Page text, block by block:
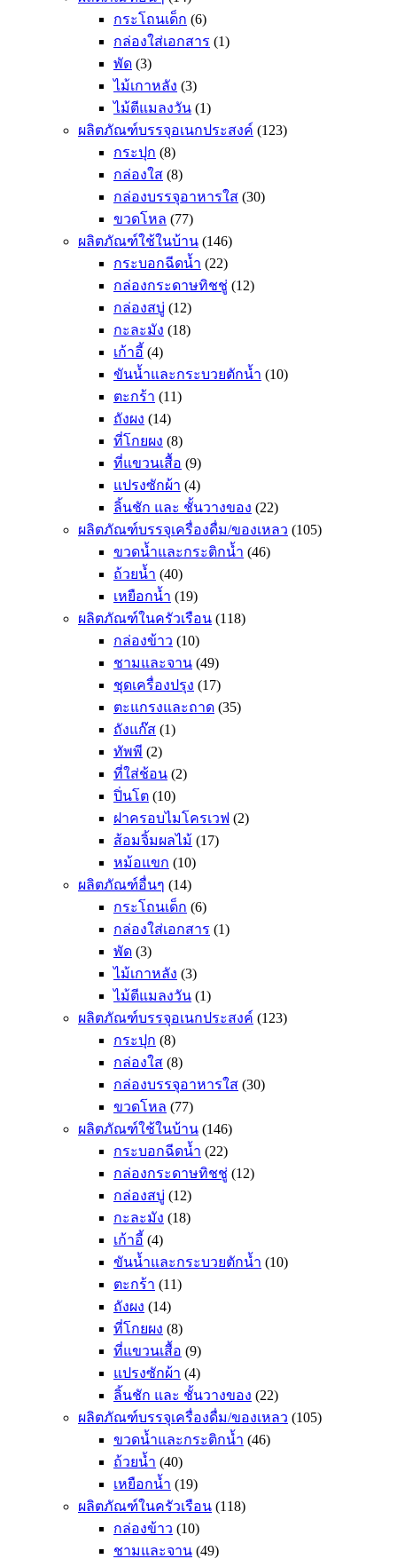
กระโถนเด็ก (6)
กล่องใส่เอกสาร (1)
พัด (3)
ไม้เกาหลัง (3)
ไม้ตีแมลงวัน (1)
ผลิตภัณฑ์บรรจุอเนกประสงค์ (123)
กระปุก (8)
กล่องใส (8)
กล่องบรรจุอาหารใส (30)
ขวดโหล (77)
ผลิตภัณฑ์ใช้ในบ้าน (146)
กระบอกฉีดน้ำ (22)
กล่องกระดาษทิชชู่ (12)
กล่องสบู่ (12)
กะละมัง (18)
เก้าอี้ (4)
ขันน้ำและกระบวยตักน้ำ (10)
ตะกร้า (11)
ถังผง (14)
ที่โกยผง (8)
ที่แขวนเสื้อ (9)
แปรงซักผ้า (4)
ลิ้นชัก และ ชั้นวางของ (22)
ผลิตภัณฑ์บรรจุเครื่องดื่ม/ของเหลว (105)
ขวดน้ำและกระติกน้ำ (46)
ถ้วยน้ำ (40)
เหยือกน้ำ (19)
ผลิตภัณฑ์ในครัวเรือน (118)
กล่องข้าว (10)
ชามและจาน (49)
ชุดเครื่องปรุง (17)
ตะแกรงและถาด (35)
ถังแก๊ส (1)
ทัพพี (2)
ที่ใส่ช้อน (2)
ปิ่นโต (10)
ฝาครอบไมโครเวฟ (2)
ส้อมจิ้มผลไม้ (17)
หม้อแขก (10)
ผลิตภัณฑ์อื่นๆ (14)
กระโถนเด็ก (6)
กล่องใส่เอกสาร (1)
พัด (3)
ไม้เกาหลัง (3)
ไม้ตีแมลงวัน (1)
ผลิตภัณฑ์บรรจุอเนกประสงค์ (123)
กระปุก (8)
กล่องใส (8)
กล่องบรรจุอาหารใส (30)
ขวดโหล (77)
ผลิตภัณฑ์ใช้ในบ้าน (146)
กระบอกฉีดน้ำ (22)
กล่องกระดาษทิชชู่ (12)
กล่องสบู่ (12)
กะละมัง (18)
เก้าอี้ (4)
ขันน้ำและกระบวยตักน้ำ (10)
ตะกร้า (11)
ถังผง (14)
ที่โกยผง (8)
ที่แขวนเสื้อ (9)
แปรงซักผ้า (4)
ลิ้นชัก และ ชั้นวางของ (22)
ผลิตภัณฑ์บรรจุเครื่องดื่ม/ของเหลว (105)
ขวดน้ำและกระติกน้ำ (46)
ถ้วยน้ำ (40)
เหยือกน้ำ (19)
ผลิตภัณฑ์ในครัวเรือน (118)
กล่องข้าว (10)
ชามและจาน (49)